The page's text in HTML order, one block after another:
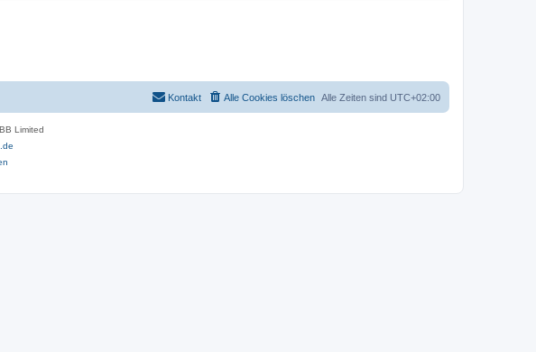
Alle Zeiten sind UTC+02:00
Alle Cookies löschen
Kontakt
Limited